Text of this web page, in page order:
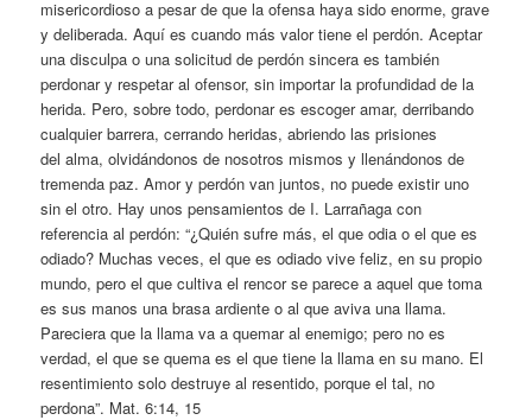
misericordioso a pesar de que la ofensa haya sido enorme, grave
y deliberada. Aquí es cuando más valor tiene el perdón. Aceptar
una disculpa o una solicitud de perdón sincera es también
perdonar y respetar al ofensor, sin importar la profundidad de la
herida. Pero, sobre todo, perdonar es escoger amar, derribando
cualquier barrera, cerrando heridas, abriendo las prisiones
del alma, olvidándonos de nosotros mismos y llenándonos de
tremenda paz. Amor y perdón van juntos, no puede existir uno
sin el otro. Hay unos pensamientos de I. Larrañaga con
referencia al perdón: “¿Quién sufre más, el que odia o el que es
odiado? Muchas veces, el que es odiado vive feliz, en su propio
mundo, pero el que cultiva el rencor se parece a aquel que toma
es sus manos una brasa ardiente o al que aviva una llama.
Pareciera que la llama va a quemar al enemigo; pero no es
verdad, el que se quema es el que tiene la llama en su mano. El
resentimiento solo destruye al resentido, porque el tal, no
perdona”. Mat. 6:14, 15